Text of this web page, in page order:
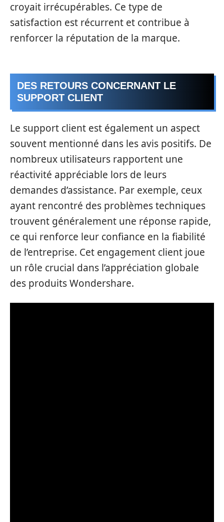
croyait irrécupérables. Ce type de
satisfaction est récurrent et contribue à
renforcer la réputation de la marque.
DES RETOURS CONCERNANT LE
SUPPORT CLIENT
Le support client est également un aspect
souvent mentionné dans les avis positifs. De
nombreux utilisateurs rapportent une
réactivité appréciable lors de leurs
demandes d’assistance. Par exemple, ceux
ayant rencontré des problèmes techniques
trouvent généralement une réponse rapide,
ce qui renforce leur confiance en la fiabilité
de l’entreprise. Cet engagement client joue
un rôle crucial dans l’appréciation globale
des produits Wondershare.